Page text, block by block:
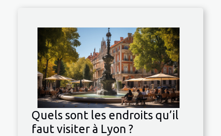
Quels sont les endroits qu’il
faut visiter à Lyon ?